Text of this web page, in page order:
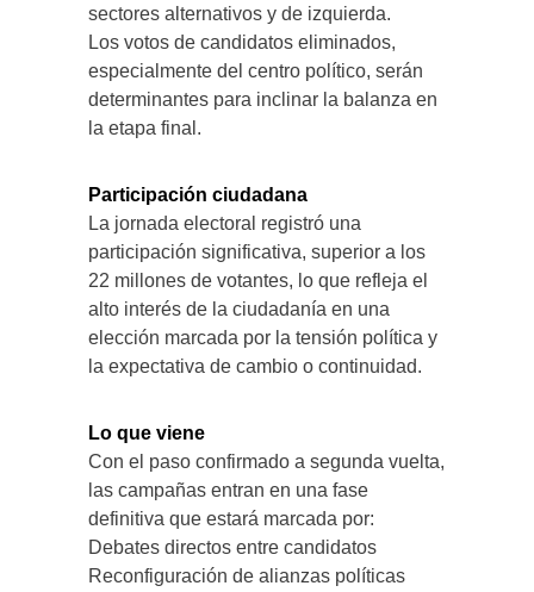
sectores alternativos y de izquierda.
Los votos de candidatos eliminados,
especialmente del centro político, serán
determinantes para inclinar la balanza en
la etapa final.
Participación ciudadana
La jornada electoral registró una
participación significativa, superior a los
22 millones de votantes, lo que refleja el
alto interés de la ciudadanía en una
elección marcada por la tensión política y
la expectativa de cambio o continuidad.
Lo que viene
Con el paso confirmado a segunda vuelta,
las campañas entran en una fase
definitiva que estará marcada por:
Debates directos entre candidatos
Reconfiguración de alianzas políticas